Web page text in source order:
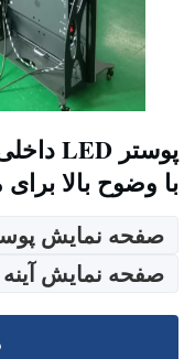
با وضوح بالا
صفحه نمایش
صفحه نمایش